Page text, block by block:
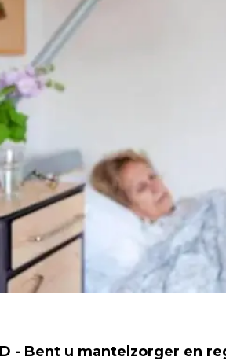
- Bent u mantelzorger en